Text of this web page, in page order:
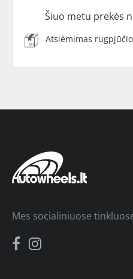
Šiuo metu prekės
Atsiėmimas
Mes socialiniuose